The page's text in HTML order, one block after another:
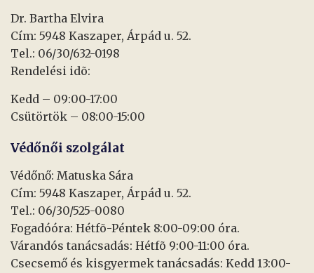
Dr. Bartha Elvira
Cím: 5948 Kaszaper, Árpád u. 52.
Tel.: 06/30/632-0198
Rendelési idõ:
Kedd – 09:00-17:00
Csütörtök – 08:00-15:00
Védőnői szolgálat
Védőnő: Matuska Sára
Cím: 5948 Kaszaper, Árpád u. 52.
Tel.: 06/30/525-0080
Fogadóóra: Hétfõ-Péntek 8:00-09:00 óra.
Várandós tanácsadás: Hétfõ 9:00-11:00 óra.
Csecsemő és kisgyermek tanácsadás: Kedd 13:00-